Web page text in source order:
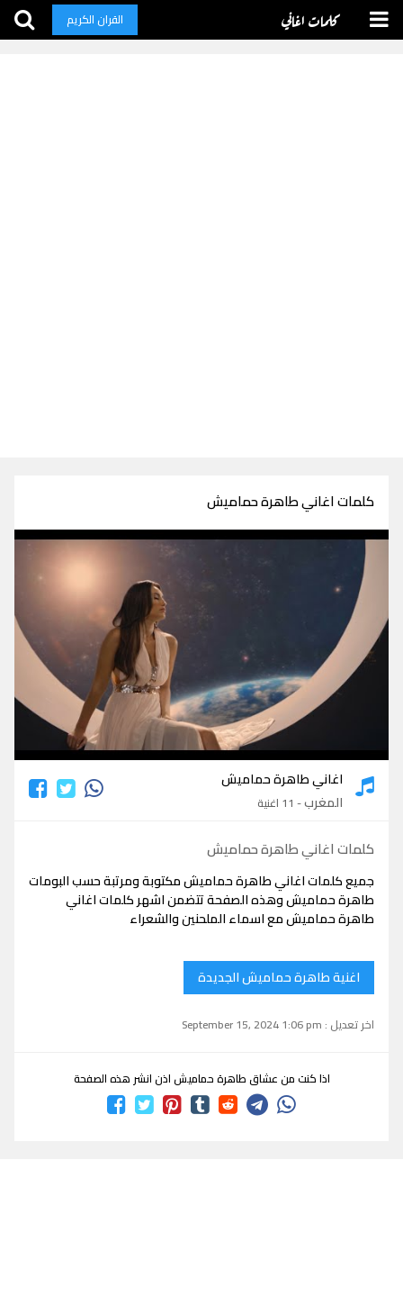
كلمات اغاني القران الكريم
كلمات اغاني طاهرة حماميش
كلمات اغاني طاهرة حماميش
اغاني طاهرة حماميش
المغرب- 11 اغنية
كلمات اغاني طاهرة حماميش
جميع كلمات اغاني طاهرة حماميش مكتوبة ومرتبة حسب البومات
طاهرة حماميش وهذه الصفحة تتضمن اشهر كلمات اغاني
طاهرة حماميش مع اسماء الملحنين والشعراء
اغنية طاهرة حماميش الجديدة
اخر تعديل : September 15, 2024 1:06 pm
اذا كنت من عشاق طاهرة حماميش اذن انشر هذه الصفحة